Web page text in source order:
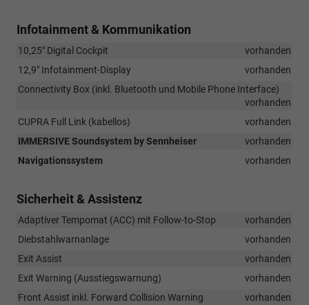
Infotainment & Kommunikation
10,25" Digital Cockpit
vorhanden
12,9" Infotainment-Display
vorhanden
Connectivity Box (inkl. Bluetooth und Mobile Phone Interface)
vorhanden
CUPRA Full Link (kabellos)
vorhanden
IMMERSIVE Soundsystem by Sennheiser
vorhanden
Navigationssystem
vorhanden
Sicherheit & Assistenz
Adaptiver Tempomat (ACC) mit Follow-to-Stop
vorhanden
Diebstahlwarnanlage
vorhanden
Exit Assist
vorhanden
Exit Warning (Ausstiegswarnung)
vorhanden
Front Assist inkl. Forward Collision Warning
vorhanden